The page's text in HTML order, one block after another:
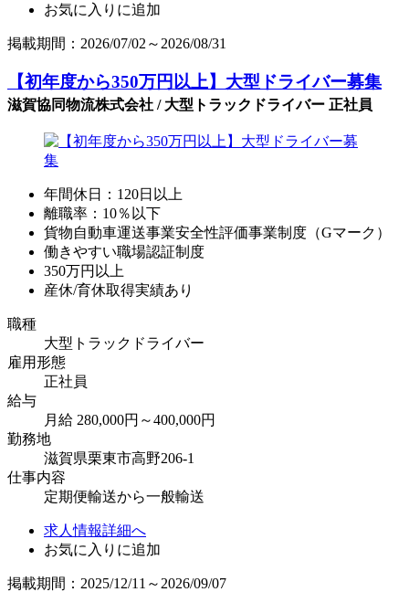
お気に入りに追加
掲載期間：2026/07/02～2026/08/31
【初年度から350万円以上】大型ドライバー募集
滋賀協同物流株式会社 / 大型トラックドライバー 正社員
年間休日：120日以上
離職率：10％以下
貨物自動車運送事業安全性評価事業制度（Gマーク）
働きやすい職場認証制度
350万円以上
産休/育休取得実績あり
職種
大型トラックドライバー
雇用形態
正社員
給与
月給 280,000円～400,000円
勤務地
滋賀県栗東市高野206-1
仕事内容
定期便輸送から一般輸送
求人情報詳細へ
お気に入りに追加
掲載期間：2025/12/11～2026/09/07